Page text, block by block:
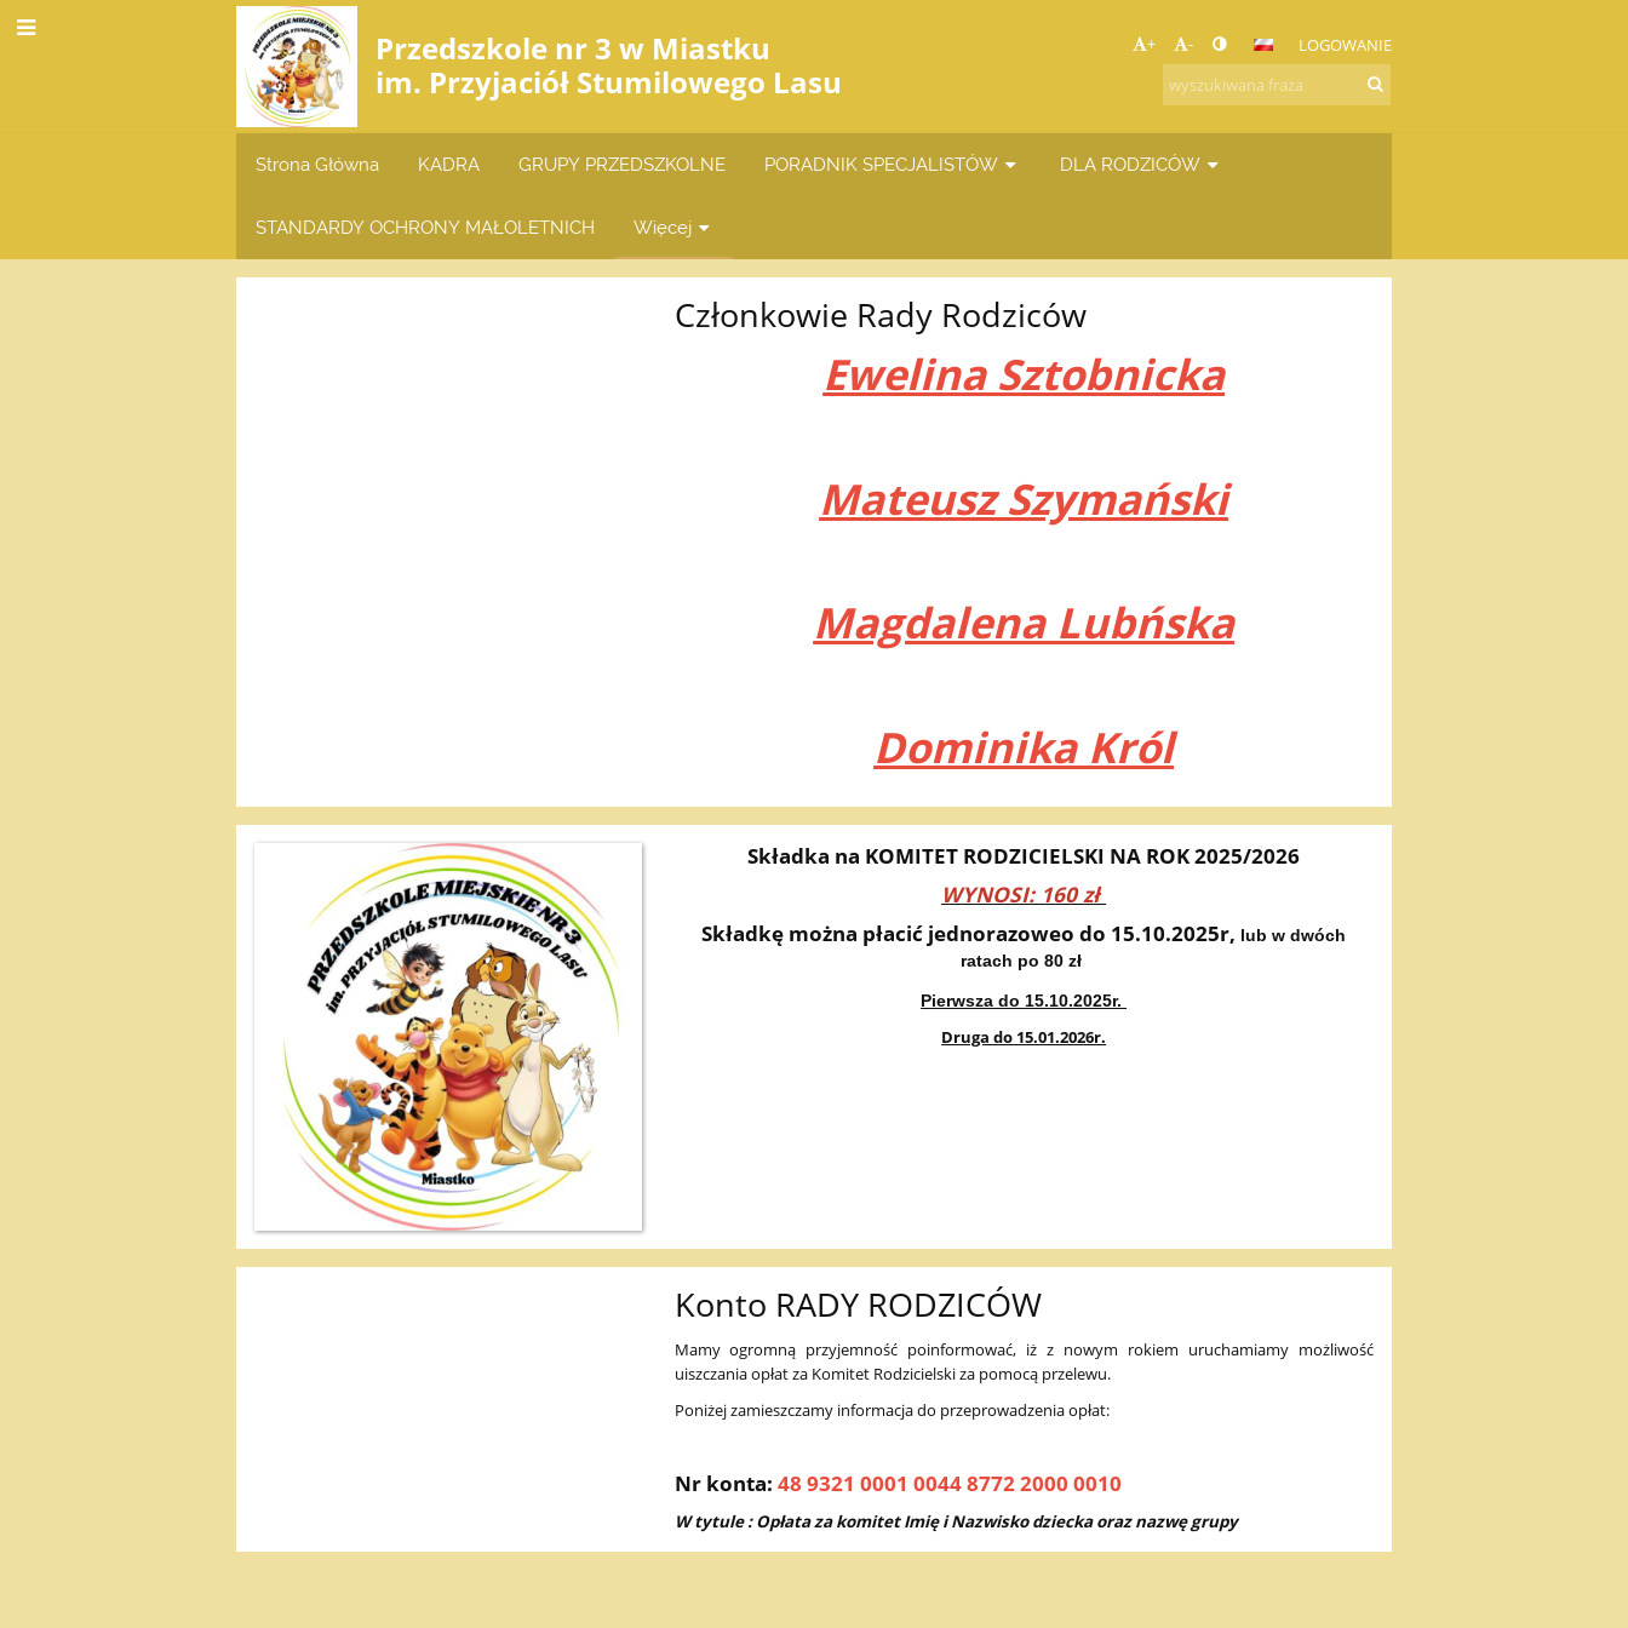
Przedszkole nr 3 w Miastku
im. Przyjaciół Stumilowego Lasu
+ - LOGOWANIE
Strona Główna KADRA GRUPY PRZEDSZKOLNE PORADNIK SPECJALISTÓW DLA RODZICÓW
STANDARDY OCHRONY MAŁOLETNICH Więcej
RADA
Członkowie Rady Rodziców
Ewelina Sztobnicka
Mateusz Szymański
Magdalena Lubńska
Dominika Król
Składka na KOMITET RODZICIELSKI NA ROK 2025/2026
WYNOSI: 160 zł
Składkę można płacić jednorazoweo do 15.10.2025r, lub w dwóch
ratach po 80 zł
Pierwsza do 15.10.2025r.
Druga do 15.01.2026r.
Konto RADY RODZICÓW
Mamy ogromną przyjemność poinformować, iż z nowym rokiem uruchamiamy możliwość
uiszczania opłat za Komitet Rodzicielski za pomocą przelewu.
Poniżej zamieszczamy informacja do przeprowadzenia opłat:
Nr konta: 48 9321 0001 0044 8772 2000 0010
W tytule : Opłata za komitet Imię i Nazwisko dziecka oraz nazwę grupy